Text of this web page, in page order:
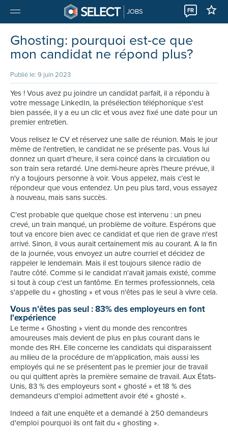
JOBS FR
Ghosting: pourquoi est-ce que
mon candidat ne répond plus?
Publié le: 9 juin 2023
Yes ! Vous avez pu joindre un candidat parfait, il a répondu à
votre message LinkedIn, la présélection téléphonique s'est
bien passée, il y a eu un clic et vous avez fixé une date pour un
premier entretien.
Vous relisez le CV et réservez une salle de réunion. Mais le jour
même de l'entretien, le candidat ne se présente pas. Vous lui
donnez un quart d'heure, il sera coincé dans la circulation ou
son train sera retardé. Une demi-heure après l'heure prévue, il
n'y a toujours personne à voir. Vous appelez, mais c’est le
répondeur que vous entendez. Un peu plus tard, vous essayez
à nouveau, mais sans succès.
C’est probable que quelque chose est intervenu : un pneu
crevé, un train manqué, un problème de voiture. Espérons que
tout va encore bien avec ce candidat et que rien de grave n'est
arrivé. Sinon, il vous aurait certainement mis au courant. A la fin
de la journée, vous envoyez un autre courriel et décidez de
rappeler le lendemain. Mais il est toujours silence radio de
l'autre côté. Comme si le candidat n'avait jamais existé, comme
si tout à coup c’est un fantôme. En termes professionnels, cela
s'appelle du « ghosting » et vous n'êtes pas le seul à vivre cela.
Vous n'êtes pas seul : 83% des employeurs en font
l'expérience
Le terme « Ghosting » vient du monde des rencontres
amoureuses mais devient de plus en plus courant dans le
monde des RH. Elle concerne les candidats qui disparaissent
au milieu de la procédure de m’application, mais aussi les
employés qui ne se présentent pas le premier jour de travail
ou qui quittent après la première semaine de travail. Aux États-
Unis, 83 % des employeurs sont « ghosté » et 18 % des
demandeurs d'emploi admettent avoir été « ghosté ».
Indeed a fait une enquête et a demandé à 250 demandeurs
d'emploi pourquoi ils ont fait du « ghosting ».